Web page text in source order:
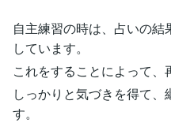
自主練習の時は、占いの
しています。
これをすることによって、
しっかりと気づきを得て、
す。